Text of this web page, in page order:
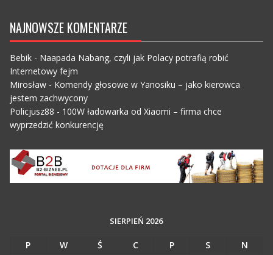
NAJNOWSZE KOMENTARZE
Bebik- Naapada Nabang, czyli jak Polacy potrafią robić
Internetowy fejm
Mirosław- Komendy głosowe w Yanosiku – jako kierowca
jestem zachwycony
Policjusz88 - 100W ładowarka od Xiaomi – firma chce
wyprzedzić konkurencję
SIERPIEŃ 2026
P W Ś C P S
N